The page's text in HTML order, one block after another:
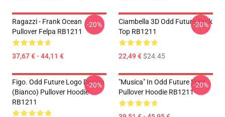
Ragazzi - Frank Ocean
Pullover Felpa RB1211
37,67 € - 44,11 €
-20%
Ciambella 3D Odd Future Tank
Top RB1211
22,49 €$24.45
-20%
Figo. Odd Future Logo Design
(bianco) Pullover Hoodie
RB1211
-20%
"Musica" In Odd Future Font
Pullover Hoodie RB1211
-20%